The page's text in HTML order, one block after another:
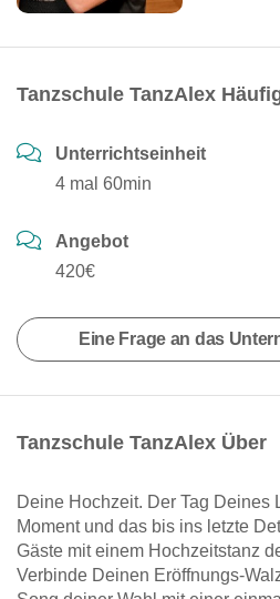
Tanzschule TanzAlex
Unterrichtseinheit
4 mal 60min
Angebot
420€
Eine Frage an das
Tanzschule TanzAlex Über
Deine Hochzeit. Der Tag Deines
Moment und das bis ins letzte
Gäste mit einem Hochzeitstanz
Verbinde Deinen Eröffnungs-